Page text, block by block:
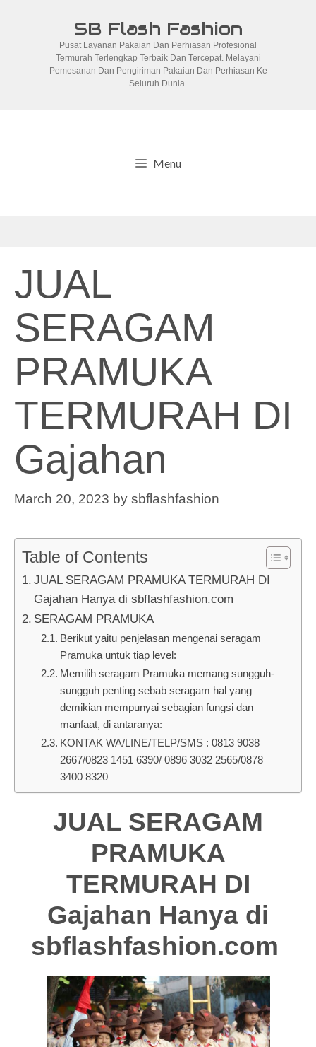
SB Flash Fashion
Pusat Layanan Pakaian Dan Perhiasan Profesional
Termurah Terlengkap Terbaik Dan Tercepat. Melayani
Pemesanan Dan Pengiriman Pakaian Dan Perhiasan Ke
Seluruh Dunia.
Menu
JUAL
SERAGAM
PRAMUKA
TERMURAH DI
Gajahan
March 20, 2023 by sbflashfashion
Table of Contents
JUAL SERAGAM PRAMUKA TERMURAH DI
Gajahan Hanya di sbflashfashion.com
SERAGAM PRAMUKA
Berikut yaitu penjelasan mengenai seragam
Pramuka untuk tiap level:
Memilih seragam Pramuka memang sungguh-
sungguh penting sebab seragam hal yang
demikian mempunyai sebagian fungsi dan
manfaat, di antaranya:
KONTAK WA/LINE/TELP/SMS : 0813 9038
2667/0823 1451 6390/ 0896 3032 2565/0878
3400 8320
JUAL SERAGAM
PRAMUKA
TERMURAH DI
Gajahan Hanya di
sbflashfashion.com